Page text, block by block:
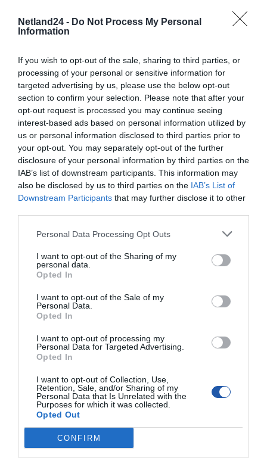
Netland24 - Do Not Process My Personal
Information
If you wish to opt-out of the sale, sharing to third parties, or
processing of your personal or sensitive information for
targeted advertising by us, please use the below opt-out
section to confirm your selection. Please note that after your
opt-out request is processed you may continue seeing
interest-based ads based on personal information utilized by
us or personal information disclosed to third parties prior to
your opt-out. You may separately opt-out of the further
disclosure of your personal information by third parties on the
IAB’s list of downstream participants. This information may
also be disclosed by us to third parties on the IAB’s List of
Downstream Participants that may further disclose it to other
Personal Data Processing Opt Outs
I want to opt-out of the Sharing of my
personal data.
Opted In
I want to opt-out of the Sale of my
Personal Data.
Opted In
I want to opt-out of processing my
Personal Data for Targeted Advertising.
Opted In
I want to opt-out of Collection, Use,
Retention, Sale, and/or Sharing of my
Personal Data that Is Unrelated with the
Purposes for which it was collected.
Opted Out
CONFIRM
Symbol
producenta
5903175658203
SPECTRUM / ABS SMART /Silver Star / 1,75
mm / 1 kg
Producent
Klasa produktu Filament
Rodzaj
filamentu
ABS Smart
Dostępne
kolory filamentu
Średnica
filamentu
1.750 mm